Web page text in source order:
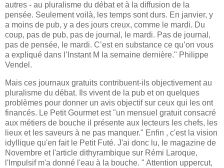
autres - au pluralisme du débat et à la diffusion de la
pensée. Seulement voilà, les temps sont durs. En janvier, y
a moins de pub, y a des jours creux, comme le mardi. Du
coup, pas de pub, pas de journal, le mardi. Pas de journal,
pas de pensée, le mardi. C’est en substance ce qu’on vous
a expliqué dans l’Instant M la semaine dernière." Philippe
Vendel.
Mais ces journaux gratuits contribuent-ils objectivement au
pluralisme du débat. Ils vivent de la pub et on quelques
problèmes pour donner un avis objectif sur ceux qui les ont
financés. Le Petit Gourmetest "un mensuel gratuit consacré
aux métiers de bouche il présente aux lecteurs les chefs, les
lieux et les saveurs à ne pas manquer." Enfin , c'est la vision
idyllique qu'en fait le Petit Futé. J'ai donc lu, le magazine de
Novembre et l'article dithyrambique sur Rémi Laroque,
l'Impulsif m'a donné l'eau à la bouche. " Attention uppercut,